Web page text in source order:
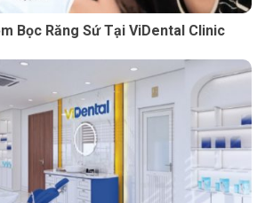
Bọc Răng Sứ Tại ViDental Clinic